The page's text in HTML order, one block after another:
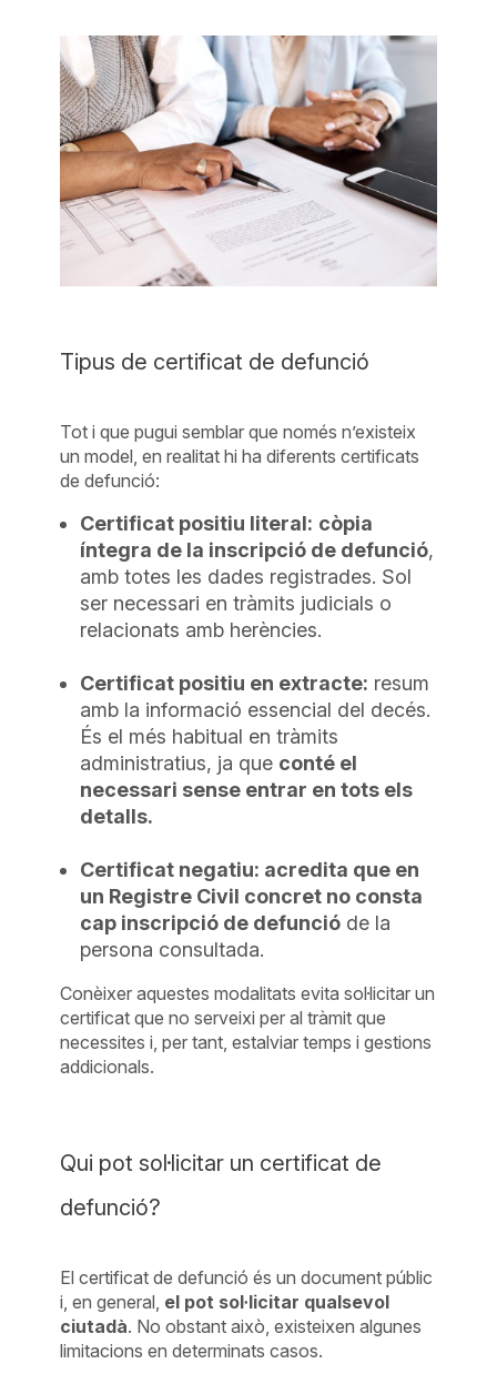
Tipus de certificat de defunció
Tot i que pugui semblar que només n’existeix
un model, en realitat hi ha diferents certificats
de defunció:
Certificat positiu literal: còpia
íntegra de la inscripció de defunció,
amb totes les dades registrades. Sol
ser necessari en tràmits judicials o
relacionats amb herències.
Certificat positiu en extracte: resum
amb la informació essencial del decés.
És el més habitual en tràmits
administratius, ja que conté el
necessari sense entrar en tots els
detalls.
Certificat negatiu: acredita que en
un Registre Civil concret no consta
cap inscripció de defunció de la
persona consultada.
Conèixer aquestes modalitats evita sol·licitar un
certificat que no serveixi per al tràmit que
necessites i, per tant, estalviar temps i gestions
addicionals.
Qui pot sol·licitar un certificat de
defunció?
El certificat de defunció és un document públic
i, en general, el pot sol·licitar qualsevol
ciutadà. No obstant això, existeixen algunes
limitacions en determinats casos.